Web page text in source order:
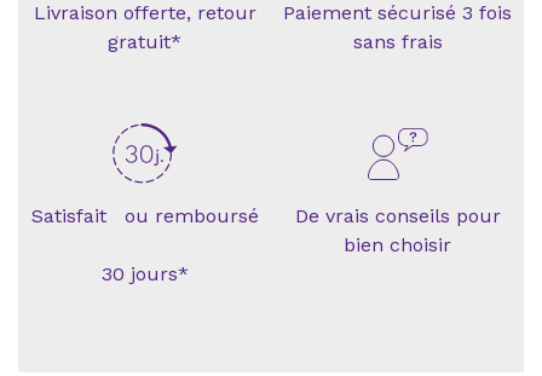
Livraison offerte, retour
gratuit*
Paiement sécurisé 3 fois
sans frais
Satisfait ou remboursé
30 jours*
De vrais conseils pour
bien choisir